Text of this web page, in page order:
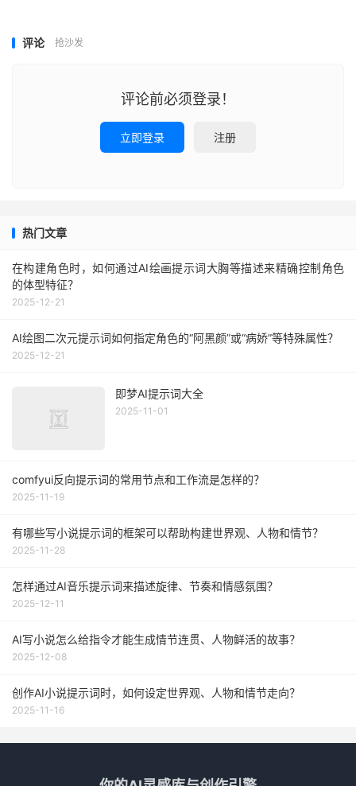
评论 抢沙发
评论前必须登录！
立即登录 注册
热门文章
在构建角色时，如何通过AI绘画提示词大胸等描述来精确控制角色
的体型特征？
2025-12-21
AI绘图二次元提示词如何指定角色的“阿黑颜”或“病娇”等特殊属性？
2025-12-21
即梦AI提示词大全
2025-11-01
comfyui反向提示词的常用节点和工作流是怎样的？
2025-11-19
有哪些写小说提示词的框架可以帮助构建世界观、人物和情节？
2025-11-28
怎样通过AI音乐提示词来描述旋律、节奏和情感氛围？
2025-12-11
AI写小说怎么给指令才能生成情节连贯、人物鲜活的故事？
2025-12-08
创作AI小说提示词时，如何设定世界观、人物和情节走向？
2025-11-16